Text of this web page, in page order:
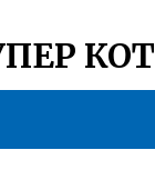
КОТ